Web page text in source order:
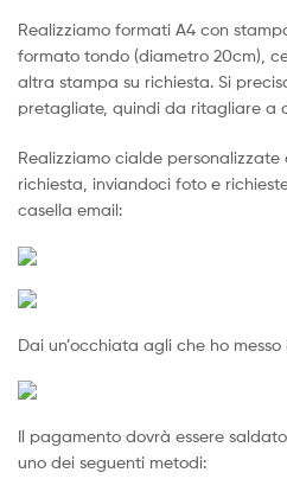
Realizziamo formati A4 con
formato tondo (diametro 20cm),
altra stampa su richiesta. Si
pretagliate, quindi da ritagliare a
Realizziamo cialde
richiesta, inviandoci foto e
casella email:
Dai un’occhiata agli che ho
Il pagamento dovrà essere
uno dei seguenti metodi: